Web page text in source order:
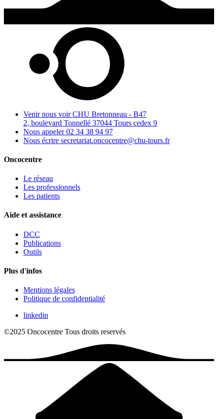
Venir nous voir CHU Bretonneau - B47
2, boulevard Tonnellé 37044 Tours cedex 9
Nous appeler 02 34 38 94 97
Nous écrire secretariat.oncocentre@chu-tours.fr
Oncocentre
Le réseau
Les professionnels
Les patients
Aide et assistance
DCC
Publications
Outils
Plus d'infos
Mentions légales
Politique de confidentialité
linkedin
©2025 Oncocentre Tous droits reservés